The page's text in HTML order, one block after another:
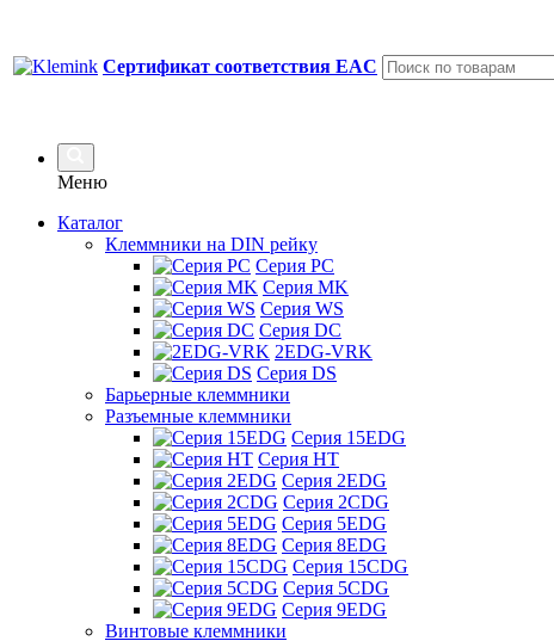
Сертификат соответствия EAC
Меню
Каталог
Клеммники на DIN рейку
Серия PC
Серия MK
Серия WS
Серия DC
2EDG-VRK
Серия DS
Барьерные клеммники
Разъемные клеммники
Серия 15EDG
Серия HT
Серия 2EDG
Серия 2CDG
Серия 5EDG
Серия 8EDG
Серия 15CDG
Серия 5CDG
Серия 9EDG
Винтовые клеммники